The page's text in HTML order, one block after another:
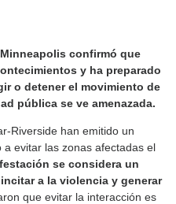
confirmó que
y ha preparado
o detener el movimiento de
pública se ve amenazada.
Riverside han emitido un
evitar las zonas afectadas el
se considera un
a la violencia y generar
que evitar la interacción es